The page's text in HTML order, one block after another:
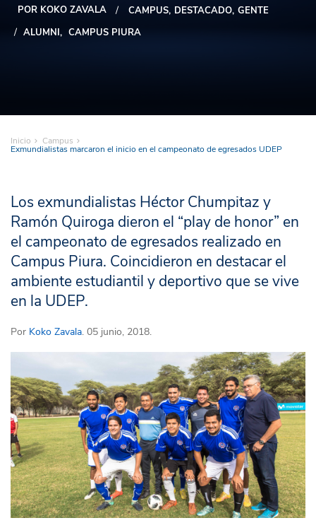
POR KOKO ZAVALA CAMPUS DESTACADO GENTE
ALUMNI
CAMPUS PIURA
Inicio Campus
Exmundialistas marcaron el inicio en el campeonato de egresados UDEP
Los exmundialistas Héctor Chumpitaz y
Ramón Quiroga dieron el “play de honor” en
el campeonato de egresados realizado en
Campus Piura. Coincidieron en destacar el
ambiente estudiantil y deportivo que se vive
en la UDEP.
Por Koko Zavala. 05 junio, 2018.